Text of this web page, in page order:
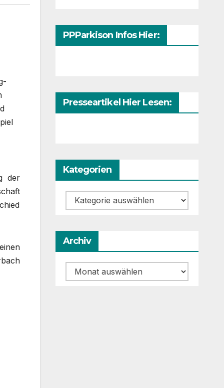
der
PPParkison Infos Hier:
Presseartikel Hier Lesen:
Kategorien
Kategorien
Archiv
Archiv